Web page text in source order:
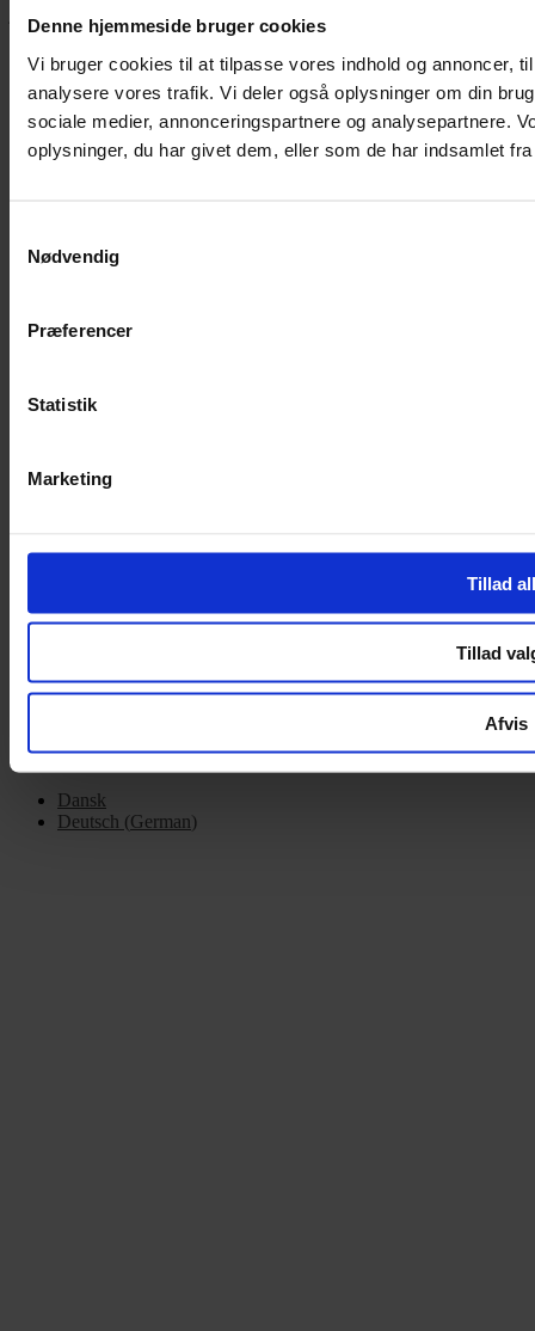
Denne hjemmeside bruger cookies
Vi bruger cookies til at tilpasse vores indhold og annoncer,
analysere vores trafik. Vi deler også oplysninger om din
sociale medier, annonceringspartnere og analysepartnere.
oplysninger, du har givet dem, eller som de har indsamlet
Nødvendig
Præferencer
Statistik
Marketing
Tillad
Tillad
Afvis
Vestergade 12 6270, Tønder
60 51 96 50
post@yarneverywear.dk
CVR 43041649
Facebook-f Instagram
Handelsbetingelser
Handelsbetingelser
Om Yarn Every Wear
Mandag – Fredag 10:00 – 17:30
Copyright © 2022.Design & hosting by Webhuset Ballum ApS
Dansk
Deutsch (German)